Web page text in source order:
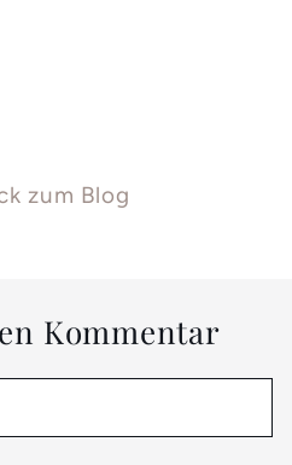
zum Blog
Kommentar